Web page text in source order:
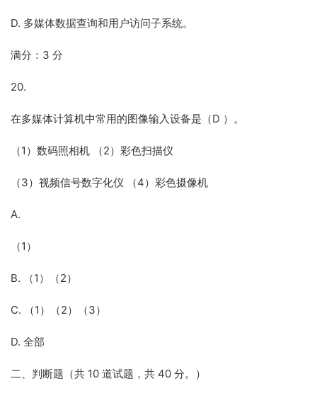
D. 多媒体数据查询和用户访问子系统。
满分：3 分
20.
在多媒体计算机中常用的图像输入设备是（D ）。
（1）数码照相机 （2）彩色扫描仪
（3）视频信号数字化仪 （4）彩色摄像机
A.
（1）
B. （1）（2）
C. （1）（2）（3）
D. 全部
二、判断题（共 10 道试题，共 40 分。）